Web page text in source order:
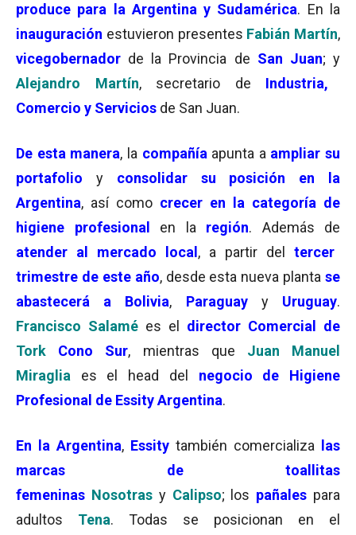
produce para la Argentina y Sudamérica. En la
inauguración estuvieron presentes Fabián Martín,
vicegobernador de la Provincia de San Juan; y
Alejandro Martín, secretario de Industria,
Comercio y Servicios de San Juan.
De esta manera, la compañía apunta a ampliar su
portafolio
y consolidar su posición en la
Argentina, así como crecer en la categoría de
higiene profesional
en la región. Además de
atender al mercado local , a partir del tercer
trimestre de este año, desde esta nueva planta se
abastecerá a Bolivia, ParaguayyUruguay.
Francisco Salamé es el director Comercial de
Tork Cono Sur, mientras que Juan Manuel
Miraglia
es el head del negocio de Higiene
Profesional de Essity Argentina.
En la Argentina, Essity también comercializa las
marcas de toallitas
femeninas Nosotras y Calipso; los pañales para
adultos Tena. Todas se posicionan en el